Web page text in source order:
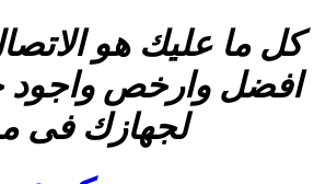
كل ما عليك هو
افضل وارخص واجود
لجهازك فى